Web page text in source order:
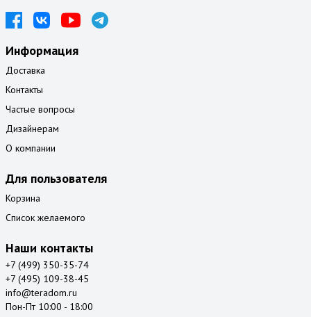
Информация
Доставка
Контакты
Частые вопросы
Дизайнерам
О компании
Для пользователя
Корзина
Список желаемого
Наши контакты
+7 (499) 350-35-74
+7 (495) 109-38-45
info@teradom.ru
Пон-Пт 10:00 - 18:00